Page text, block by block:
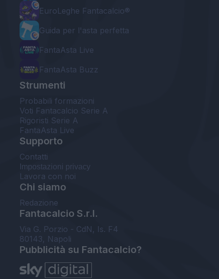
EuroLeghe Fantacalcio®
Guida per l'asta perfetta
FantaAsta Live
FantaAsta Buzz
Strumenti
Probabili formazioni
Voti Fantacalcio Serie A
Rigoristi Serie A
FantaAsta Live
Supporto
Contatti
Impostazioni privacy
Lavora con noi
Chi siamo
Redazione
Fantacalcio S.r.l.
Via G. Porzio - CdN, Is. F4
80143, Napoli
Pubblicità su Fantacalcio?